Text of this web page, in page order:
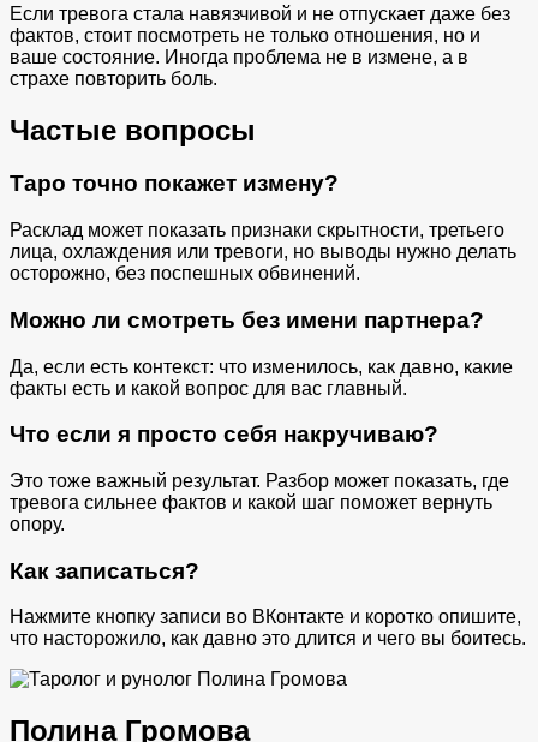
Если тревога стала навязчивой и не отпускает даже без
фактов, стоит посмотреть не только отношения, но и
ваше состояние. Иногда проблема не в измене, а в
страхе повторить боль.
Частые вопросы
Таро точно покажет измену?
Расклад может показать признаки скрытности, третьего
лица, охлаждения или тревоги, но выводы нужно делать
осторожно, без поспешных обвинений.
Можно ли смотреть без имени партнера?
Да, если есть контекст: что изменилось, как давно, какие
факты есть и какой вопрос для вас главный.
Что если я просто себя накручиваю?
Это тоже важный результат. Разбор может показать, где
тревога сильнее фактов и какой шаг поможет вернуть
опору.
Как записаться?
Нажмите кнопку записи во ВКонтакте и коротко опишите,
что насторожило, как давно это длится и чего вы боитесь.
Полина Громова